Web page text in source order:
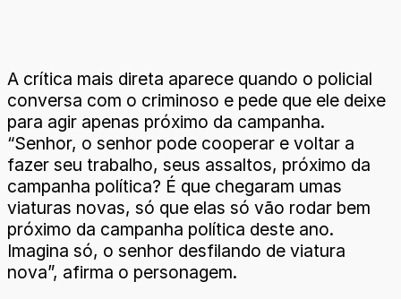
A crítica mais direta aparece quando o policial
conversa com o criminoso e pede que ele deixe
para agir apenas próximo da campanha.
“Senhor, o senhor pode cooperar e voltar a
fazer seu trabalho, seus assaltos, próximo da
campanha política? É que chegaram umas
viaturas novas, só que elas só vão rodar bem
próximo da campanha política deste ano.
Imagina só, o senhor desfilando de viatura
nova”, afirma o personagem.